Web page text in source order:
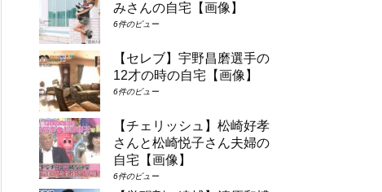
みさんの自宅【画像】
6件のビュー
【セレブ】宇野昌磨選手の
12才の時の自宅【画像】
6件のビュー
【チェリッシュ】松崎好孝
さんと松崎悦子さん夫婦の
自宅【画像】
6件のビュー